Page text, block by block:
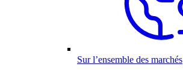
Sur l’ensemble des marchés